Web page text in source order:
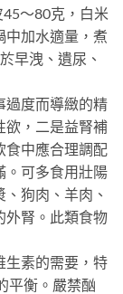
～80克，白米
中加水適量，煮
早洩、遺尿、
過度而導緻的精
欲，二是益腎補
食中應合理調配
。可多食用壯陽
狗肉、羊肉、
外腎。此類食物
素的需要，特
平衡。嚴禁酗